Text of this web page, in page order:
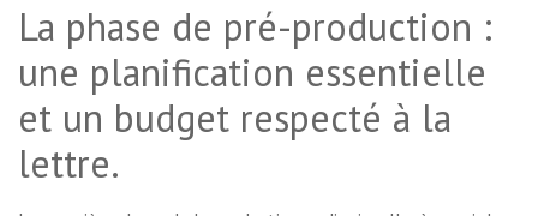
La phase de pré-production :
une planification essentielle
et un budget respecté à la
lettre.